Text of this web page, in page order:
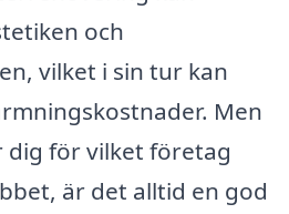
och
vilket i sin tur kan
Men
dig för vilket företag
är det alltid en god